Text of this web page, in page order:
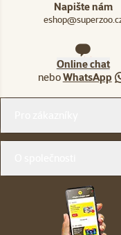
Napište nám
Online chat
neboWhatsApp